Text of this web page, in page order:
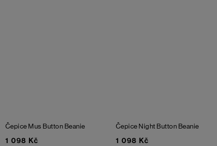
Čepice Mus Button Beanie
1 098 Kč
Čepice Night Button Beanie
1 098 Kč